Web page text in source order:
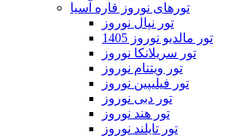
تورهای نوروز قاره آسیا
تور نپال نوروز
تور مالدیو نوروز 1405
تور سریلانکا نوروز
تور ویتنام نوروز
تور فیلیپین نوروز
تور دبی نوروز
تور هند نوروز
تور تایلند نوروز